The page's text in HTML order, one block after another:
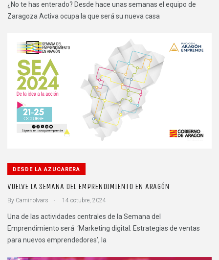
¿No te has enterado? Desde hace unas semanas el equipo de
Zaragoza Activa ocupa la que será su nueva casa
DESDE LA AZUCARERA
VUELVE LA SEMANA DEL EMPRENDIMIENTO EN ARAGÓN
By CaminoIvars . 14 octubre, 2024
Una de las actividades centrales de la Semana del
Emprendimiento será ‘Marketing digital: Estrategias de ventas
para nuevos emprendedores’, la